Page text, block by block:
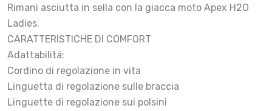
Rimani asciutta in sella con la giacca moto Apex H2O
Ladies.
CARATTERISTICHE DI COMFORT
Adattabilitá:
Cordino di regolazione in vita
Linguetta di regolazione sulle braccia
Linguette di regolazione sui polsini